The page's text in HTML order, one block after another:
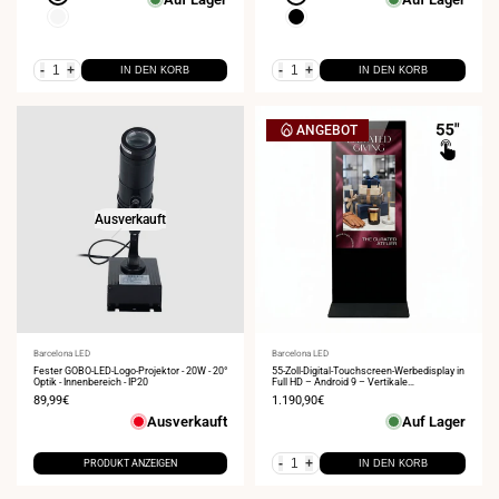
- + IN DEN KORB
Schwarz
- + IN DEN KORB
Ausverkauft
Anbieter:
Barcelona LED
Fester GOBO-LED-Logo-Projektor - 20W - 20°
Optik - Innenbereich - IP20
Verkaufspreis
89,99€
Ausverkauft
PRODUKT ANZEIGEN
ANGEBOT
Anbieter:
Barcelona LED
55-Zoll-Digital-Touchscreen-Werbedisplay in
Full HD – Android 9 – Vertikale
Verkaufspreis
1.190,90€
Auf Lager
- + IN DEN KORB